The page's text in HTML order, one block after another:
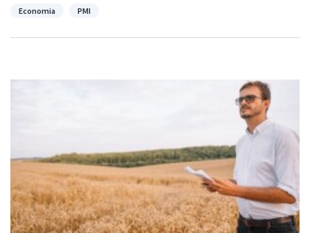
Categorie
Economia PMI